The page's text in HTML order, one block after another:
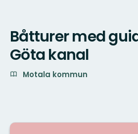
Båtturer med
Göta kanal
Motala kommun